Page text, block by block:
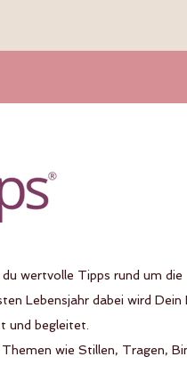
wertvolle Tipps rund um die
Lebensjahr dabei wird Dein
und begleitet.
wie Stillen, Tragen,